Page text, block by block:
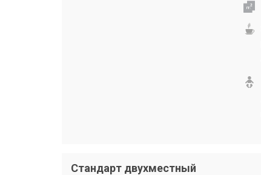
Стандарт двухместный